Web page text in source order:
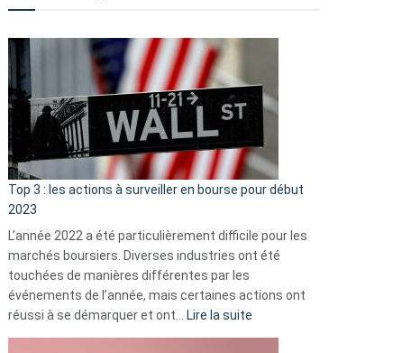
démarrage
courants
et
guide
d’auto-
assistance
Top 3 : les actions à surveiller en bourse pour début
2023
L’année 2022 a été particulièrement difficile pour les
marchés boursiers. Diverses industries ont été
touchées de manières différentes par les
événements de l’année, mais certaines actions ont
réussi à se démarquer et ont…
Lire la suite